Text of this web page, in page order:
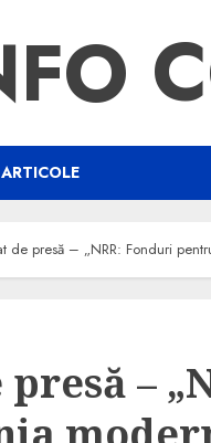
ARTICOLE
de presă – „NRR: Fonduri
–